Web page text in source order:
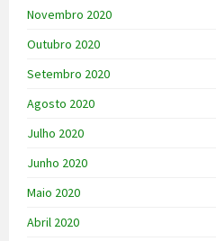
Novembro 2020
Outubro 2020
Setembro 2020
Agosto 2020
Julho 2020
Junho 2020
Maio 2020
Abril 2020